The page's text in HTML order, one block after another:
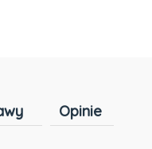
Opinie